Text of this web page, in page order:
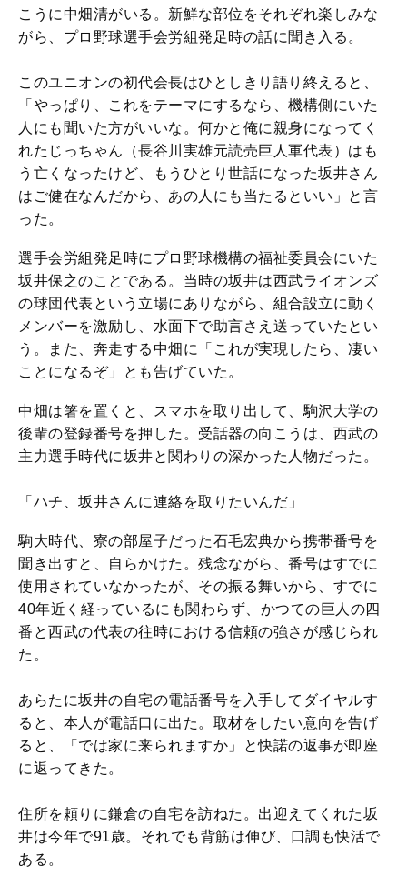
こうに中畑清がいる。新鮮な部位をそれぞれ楽しみな
がら、プロ野球選手会労組発足時の話に聞き入る。
このユニオンの初代会長はひとしきり語り終えると、
「やっぱり、これをテーマにするなら、機構側にいた
人にも聞いた方がいいな。何かと俺に親身になってく
れたじっちゃん（長谷川実雄元読売巨人軍代表）はも
う亡くなったけど、もうひとり世話になった坂井さん
はご健在なんだから、あの人にも当たるといい」と言
った。
選手会労組発足時にプロ野球機構の福祉委員会にいた
坂井保之のことである。当時の坂井は西武ライオンズ
の球団代表という立場にありながら、組合設立に動く
メンバーを激励し、水面下で助言さえ送っていたとい
う。また、奔走する中畑に「これが実現したら、凄い
ことになるぞ」とも告げていた。
中畑は箸を置くと、スマホを取り出して、駒沢大学の
後輩の登録番号を押した。受話器の向こうは、西武の
主力選手時代に坂井と関わりの深かった人物だった。
「ハチ、坂井さんに連絡を取りたいんだ」
駒大時代、寮の部屋子だった石毛宏典から携帯番号を
聞き出すと、自らかけた。残念ながら、番号はすでに
使用されていなかったが、その振る舞いから、すでに
40年近く経っているにも関わらず、かつての巨人の四
番と西武の代表の往時における信頼の強さが感じられ
た。
あらたに坂井の自宅の電話番号を入手してダイヤルす
ると、本人が電話口に出た。取材をしたい意向を告げ
ると、「では家に来られますか」と快諾の返事が即座
に返ってきた。
住所を頼りに鎌倉の自宅を訪ねた。出迎えてくれた坂
井は今年で91歳。それでも背筋は伸び、口調も快活で
ある。